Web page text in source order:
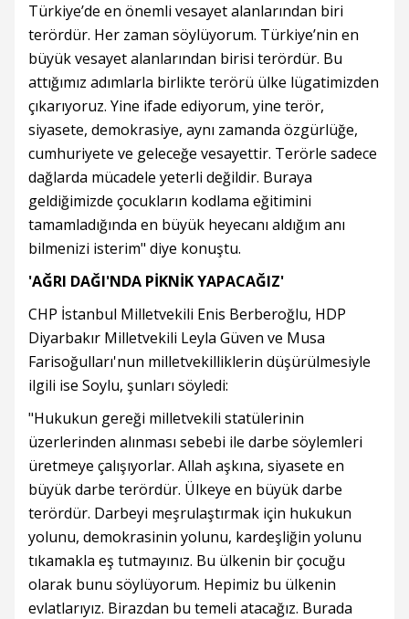
Türkiye’de en önemli vesayet alanlarından biri
terördür. Her zaman söylüyorum. Türkiye’nin en
büyük vesayet alanlarından birisi terördür. Bu
attığımız adımlarla birlikte terörü ülke lügatimizden
çıkarıyoruz. Yine ifade ediyorum, yine terör,
siyasete, demokrasiye, aynı zamanda özgürlüğe,
cumhuriyete ve geleceğe vesayettir. Terörle sadece
dağlarda mücadele yeterli değildir. Buraya
geldiğimizde çocukların kodlama eğitimini
tamamladığında en büyük heyecanı aldığım anı
bilmenizi isterim" diye konuştu.
'AĞRI DAĞI'NDA PİKNİK YAPACAĞIZ'
CHP İstanbul Milletvekili Enis Berberoğlu, HDP
Diyarbakır Milletvekili Leyla Güven ve Musa
Farisoğulları'nun milletvekilliklerin düşürülmesiyle
ilgili ise Soylu, şunları söyledi:
"Hukukun gereği milletvekili statülerinin
üzerlerinden alınması sebebi ile darbe söylemleri
üretmeye çalışıyorlar. Allah aşkına, siyasete en
büyük darbe terördür. Ülkeye en büyük darbe
terördür. Darbeyi meşrulaştırmak için hukukun
yolunu, demokrasinin yolunu, kardeşliğin yolunu
tıkamakla eş tutmayınız. Bu ülkenin bir çocuğu
olarak bunu söylüyorum. Hepimiz bu ülkenin
evlatlarıyız. Birazdan bu temeli atacağız. Burada